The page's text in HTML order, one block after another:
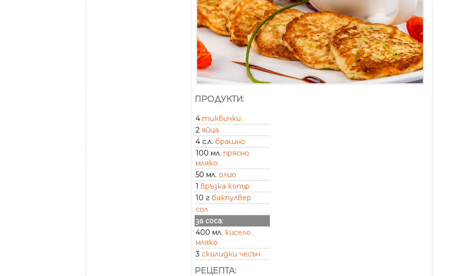
ПРОДУКТИ:
4 тиквички
2 яйца
4 с.л. брашно
100 мл. прясно
мляко
50 мл. олио
1 връзка копър
10 г бакпулвер
сол
за соса:
400 мл. кисело
мляко
3 скилидки чесън
РЕЦЕПТА: